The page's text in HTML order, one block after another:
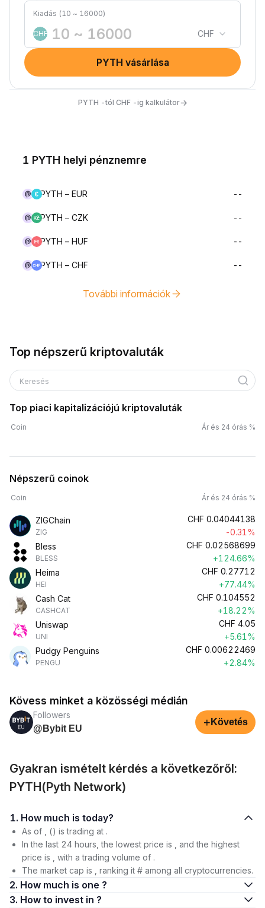
Kiadás (10 ~ 16000)
CHF CHF
PYTH vásárlása
PYTH -tól CHF -ig kalkulátor→
1 PYTH helyi pénznemre
PYTH – EUR --
PYTH – CZK --
PYTH – HUF --
PYTH – CHF --
További információk
Top népszerű kriptovaluták
Keresés
Top piaci kapitalizációjú kriptovaluták
Coin Ár és 24 órás %
Népszerű coinok
Coin Ár és 24 órás %
ZIGChain
ZIG
CHF 0.04044138
-0.31%
Bless
BLESS
CHF 0.02568699
+124.66%
Heima
HEI
CHF 0.27712
+77.44%
Cash Cat
CASHCAT
CHF 0.104552
+18.22%
Uniswap
UNI
CHF 4.05
+5.61%
Pudgy Penguins
PENGU
CHF 0.00622469
+2.84%
Kövess minket a közösségi médián
Followers
@Bybit EU
+ Követés
Gyakran ismételt kérdés a következőről:
PYTH(Pyth Network)
1. How much is today?
As of , () is trading at .
In the last 24 hours, the lowest price is , and the highest
price is , with a trading volume of .
The market cap is , ranking it # among all cryptocurrencies.
2. How much is one ?
3. How to invest in ?